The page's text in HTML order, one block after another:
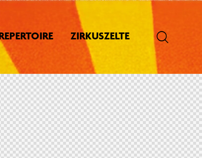
ZIRKUSZELTE